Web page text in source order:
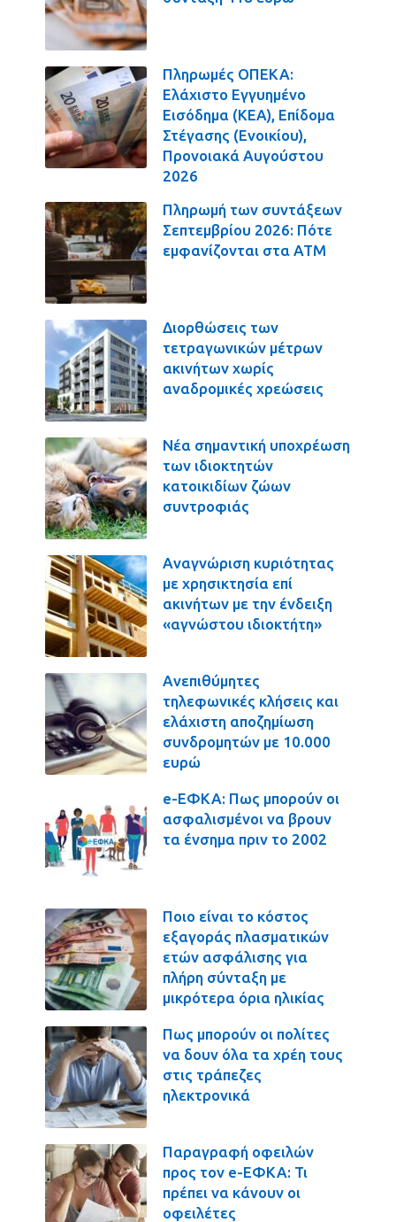
Πληρωμές ΟΠΕΚΑ:
Ελάχιστο Εγγυημένο
Εισόδημα (ΚΕΑ), Επίδομα
Στέγασης (Ενοικίου),
Προνοιακά Αυγούστου
2026
Πληρωμή των συντάξεων
Σεπτεμβρίου 2026: Πότε
εμφανίζονται στα ΑΤΜ
Διορθώσεις των
τετραγωνικών μέτρων
ακινήτων χωρίς
αναδρομικές χρεώσεις
Νέα σημαντική υποχρέωση
των ιδιοκτητών
κατοικιδίων ζώων
συντροφιάς
Αναγνώριση κυριότητας
με χρησικτησία επί
ακινήτων με την ένδειξη
«αγνώστου ιδιοκτήτη»
Ανεπιθύμητες
τηλεφωνικές κλήσεις και
ελάχιστη αποζημίωση
συνδρομητών με 10.000
ευρώ
e-ΕΦΚΑ: Πως μπορούν οι
ασφαλισμένοι να βρουν
τα ένσημα πριν το 2002
Ποιο είναι το κόστος
εξαγοράς πλασματικών
ετών ασφάλισης για
πλήρη σύνταξη με
μικρότερα όρια ηλικίας
Πως μπορούν οι πολίτες
να δουν όλα τα χρέη τους
στις τράπεζες
ηλεκτρονικά
Παραγραφή οφειλών
προς τον e-ΕΦΚΑ: Τι
πρέπει να κάνουν οι
οφειλέτες